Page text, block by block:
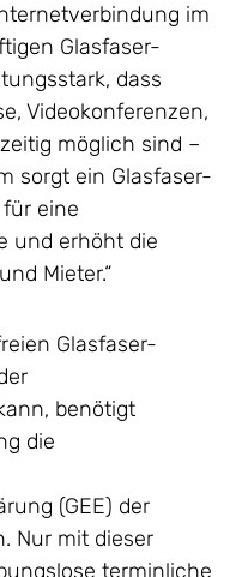
im
Glasfaser-
dass
Videokonferenzen,
möglich sind –
sorgt ein Glasfaser-
eine
und erhöht die
Mieter.“
Glasfaser-
benötigt
die
(GEE) der
Nur mit dieser
terminliche